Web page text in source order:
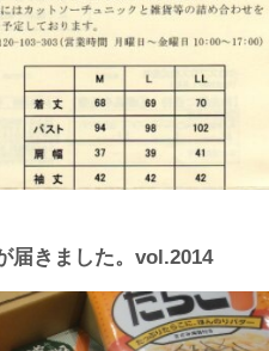
届きました。vol.2014